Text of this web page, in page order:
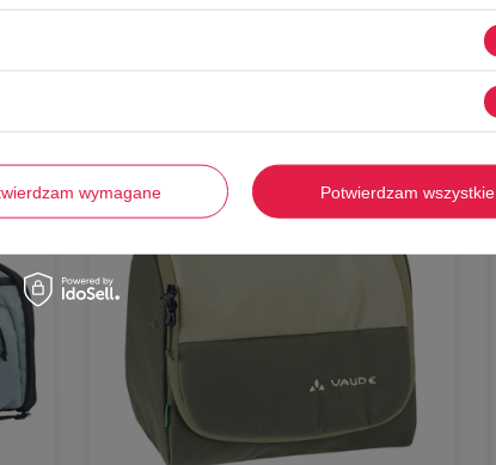
wymagane Potwierdzam wszystkie